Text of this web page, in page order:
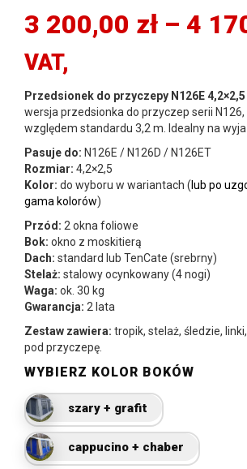
3 200,00 zł – 4
VAT,
Przedsionek do przyczepy N126E 4,2×2,5
wersja przedsionka do przyczep serii
względem standardu 3,2 m. Idealny na
Pasuje do: N126E / N126D / N126ET
Rozmiar: 4,2×2,5
Kolor: do wyboru w wariantach ( lub po
gama kolorów)
Przód: 2 okna foliowe
Bok: okno z moskitierą
Dach: standard lub TenCate (srebrny)
Stelaż: stalowy ocynkowany (4 nogi)
Waga: ok. 30 kg
Gwarancja: 2 lata
Zestaw zawiera: tropik, stelaż, śledzie,
pod przyczepę.
WYBIERZ KOLOR BOKÓW
szary + grafit
cappucino + chaber